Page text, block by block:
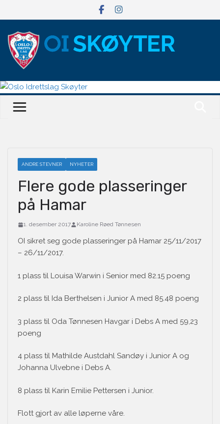
ANDRE STEVNER NYHETER
Flere gode plasseringer
på Hamar
1. desember 2017 Karoline Røed Tønnesen
OI sikret seg gode plasseringer på Hamar 25/11/2017
– 26/11/2017.
1 plass til Louisa Warwin i Senior med 82.15 poeng
2 plass til Ida Berthelsen i Junior A med 85.48 poeng
3 plass til Oda Tønnesen Havgar i Debs A med 59,23
poeng
4 plass til Mathilde Austdahl Sandøy i Junior A og
Johanna Ulvebne i Debs A.
8 plass til Karin Emilie Pettersen i Junior.
Flott gjort av alle løperne våre.